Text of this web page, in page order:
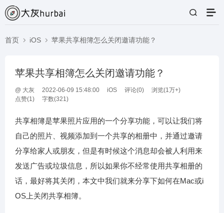
首页 iOS 苹果共享相簿怎么关闭邀请功能？
苹果共享相簿怎么关闭邀请功能？
@ 大灰 2022-06-09 15:48:00 iOS 评论(0)
浏览(1万+)
点赞(1) 字数(321)
共享相簿是苹果照片应用的一个分享功能，可以让我们将
自己的照片、视频添加到一个共享的相册中，并通过邀请
分享给家人或朋友，但是有时候这个消息却会被人利用来
发送广告或垃圾信息，所以如果你不经常使用共享相册的
话，最好将其关闭，本文中我们就来分享下如何在Mac或i
OS上关闭共享相簿。